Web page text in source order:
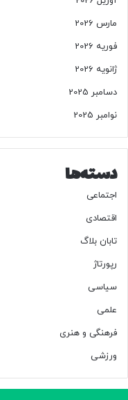
مارس 2026
فوریه 2026
ژانویه 2026
دسامبر 2025
نوامبر 2025
دسته‌ها
اجتماعی
اقتصادی
تابان بلاگ
رپورتاژ
سیاسی
علمی
فرهنگی و هنری
ورزشی